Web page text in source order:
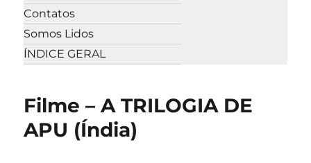
Contatos
Somos Lidos
ÍNDICE GERAL
Filme – A TRILOGIA DE
APU (Índia)